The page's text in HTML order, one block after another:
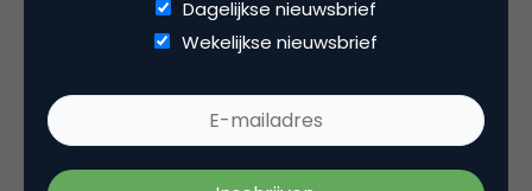
@ KJ TV-zenders zoals ze vandaag bestaan
zullen steeds verder vervlechten met andere
media-uitingen. Dat kan de manier van
uitzenden zijn (sateliet, kabel, breedband,
Dagelijkse nieuwsbrief
Wekelijkse nieuwsbrief